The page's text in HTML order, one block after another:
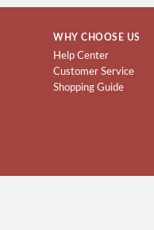
WHY CHOOSE US
Help Center
Customer Service
Shopping Guide